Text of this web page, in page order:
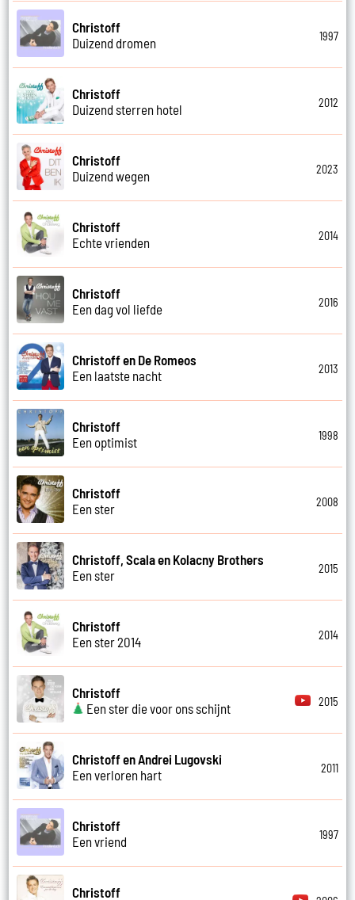
Christoff
Duizend dromen
1997
Christoff
Duizend sterren hotel
2012
Christoff
Duizend wegen
2023
Christoff
Echte vrienden
2014
Christoff
Een dag vol liefde
2016
Christoff en De Romeos
Een laatste nacht
2013
Christoff
Een optimist
1998
Christoff
Een ster
2008
Christoff, Scala en Kolacny Brothers
Een ster
2015
Christoff
Een ster 2014
2014
Christoff
Een ster die voor ons schijnt
2015
Christoff en Andrei Lugovski
Een verloren hart
2011
Christoff
Een vriend
1997
Christoff